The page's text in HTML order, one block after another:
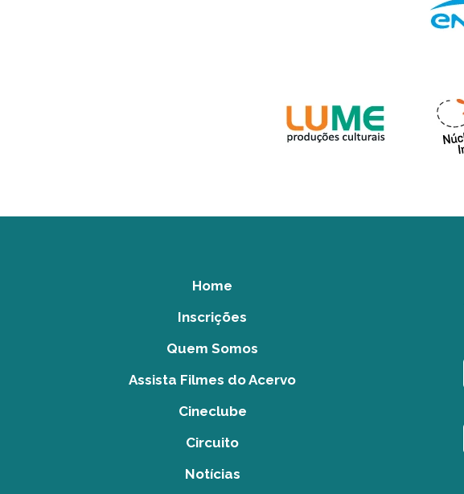
Home
Inscrições
Quem Somos
Assista Filmes do Acervo
Cineclube
Circuito
Notícias